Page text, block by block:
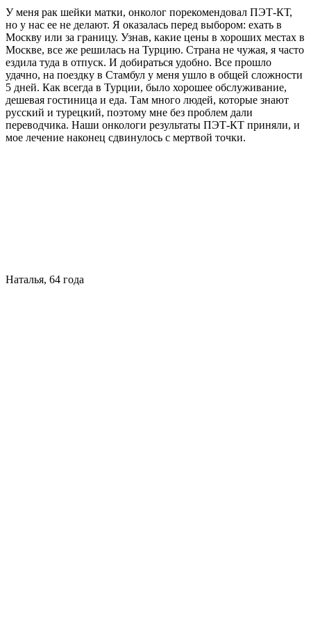
У меня рак шейки матки, онколог порекомендовал ПЭТ-КТ,
но у нас ее не делают. Я оказалась перед выбором: ехать в
Москву или за границу. Узнав, какие цены в хороших местах в
Москве, все же решилась на Турцию. Страна не чужая, я часто
ездила туда в отпуск. И добираться удобно. Все прошло
удачно, на поездку в Стамбул у меня ушло в общей сложности
5 дней. Как всегда в Турции, было хорошее обслуживание,
дешевая гостиница и еда. Там много людей, которые знают
русский и турецкий, поэтому мне без проблем дали
переводчика. Наши онкологи результаты ПЭТ-КТ приняли, и
мое лечение наконец сдвинулось с мертвой точки.
Наталья, 64 года